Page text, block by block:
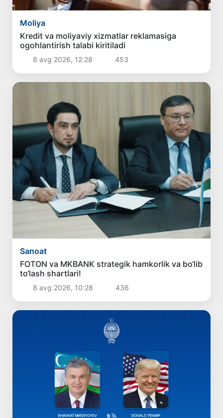
Moliya
Kredit va moliyaviy xizmatlar reklamasiga
ogohlantirish talabi kiritiladi
8 avg 2026, 12:28 453
Sanoat
FOTON va MKBANK strategik hamkorlik va bo‘lib
to‘lash shartlari!
8 avg 2026, 10:28 436